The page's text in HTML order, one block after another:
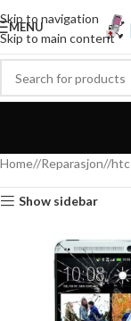
Skip to navigation
Skip to main content
MENU
Home/ Reparasjon/ htc
Show sidebar